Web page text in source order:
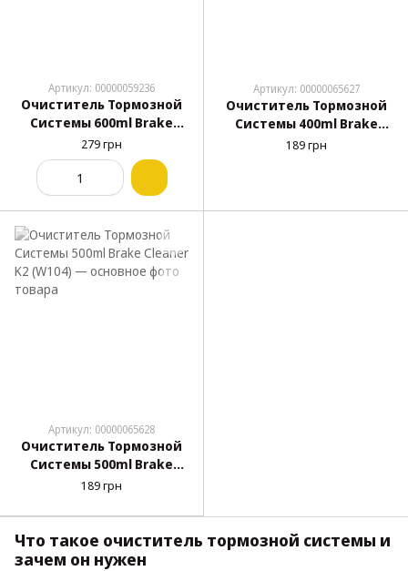
Артикул: 00000059236
Очиститель Тормозной
Системы 600ml Brake
Cleaner K2 (W105)
279 грн
Артикул: 00000065627
Очиститель Тормозной
Системы 400ml Brake
Cleaner K2 (W103)
189 грн
Артикул: 00000065628
Очиститель Тормозной
Системы 500ml Brake
Cleaner K2 (W104)
189 грн
Что такое очиститель тормозной системы и
зачем он нужен